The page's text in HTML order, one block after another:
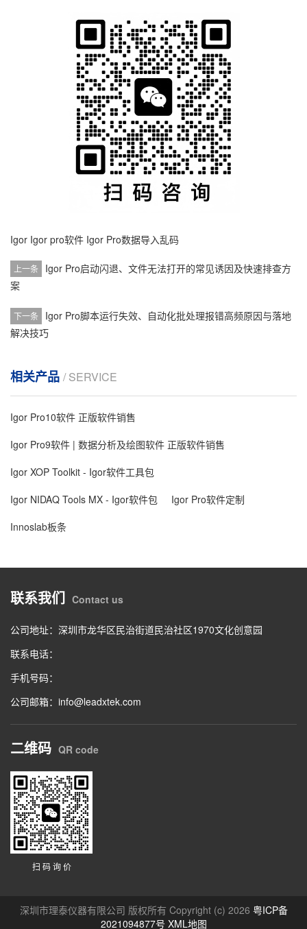
Igor Igor pro软件 Igor Pro数据导入乱码
上一条
Igor Pro启动闪退、文件无法打开的常见诱因及快速排查方
案
下一条
Igor Pro脚本运行失效、自动化批处理报错高频原因与落地
解决技巧
相关产品 / SERVICE
Igor Pro10软件 正版软件销售
Igor Pro9软件 | 数据分析及绘图软件 正版软件销售
Igor XOP Toolkit - Igor软件工具包
Igor NIDAQ Tools MX - Igor软件包
Igor Pro软件定制
Innoslab板条
联系我们 Contact us
公司地址：深圳市龙华区民治街道民治社区1970文化创意园
联系电话：
手机号码：
公司邮箱：info@leadxtek.com
二维码 QR code
扫 码 询 价
深圳市理泰仪器有限公司 版权所有 Copyright (c) 2026 粤ICP备
2021094877号 XML地图